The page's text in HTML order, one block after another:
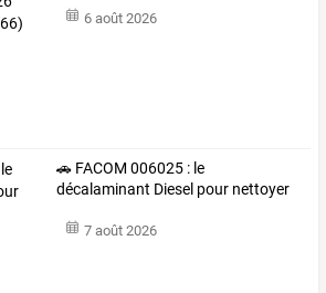
6 août 2026
🚗 FACOM 006025 : le
décalaminant Diesel pour nettoyer
7 août 2026